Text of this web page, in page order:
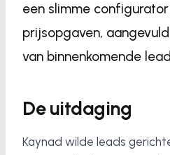
een slimme
prijsopgaven,
van binnenkomende
De uitdaging
Kaynad wilde leads